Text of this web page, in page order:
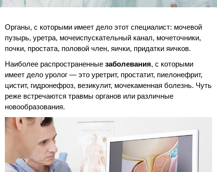
Органы, с которыми имеет дело этот специалист: мочевой
пузырь, уретра, мочеиспускательный канал, мочеточники,
почки, простата, половой член, яички, придатки яичков.
Наиболее распространенные заболевания, с которыми
имеет дело уролог — это уретрит, простатит, пиелонефрит,
цистит, гидронефроз, везикулит, мочекаменная болезнь. Чуть
реже встречаются травмы органов или различные
новообразования.